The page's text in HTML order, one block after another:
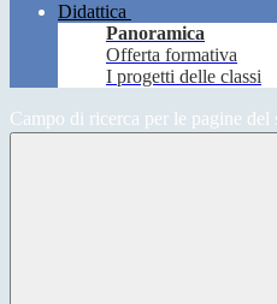
Didattica
Panoramica
Offerta formativa
I progetti delle classi
Campo di ricerca per le pagine del